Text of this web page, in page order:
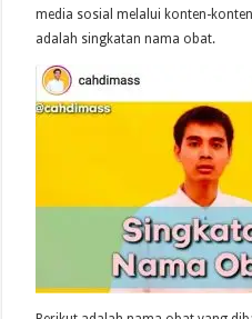
media sosial melalui konten-
adalah singkatan nama obat.